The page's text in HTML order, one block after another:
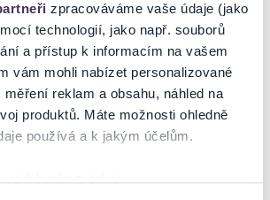
zpracováváme vaše údaje (jako
technologií, jako např. souborů
a přístup k informacím na vašem
vám mohli nabízet personalizované
reklam a obsahu, náhled na
produktů. Máte možnosti ohledně
používá a k jakým účelům.
lístek po vjezdu nevyhazujte, musíte si jej
doporučujeme uschovat si lístek v autě!
na danou akci pořídit i bez koupě vstupenek na
, najít si tam akci s názvem
KPOP ALL STARS a vybrat počet parkovacích
návštěvník koupit parkovací lístek přímo na
je zárukou pravosti vstupenek
společnosti Ticketportal si vždy zakoupíte
nemůže zaručit pravost vstupenek
na přeprodejních portálech. Ticketportal s
vstupenek nepodporuje.